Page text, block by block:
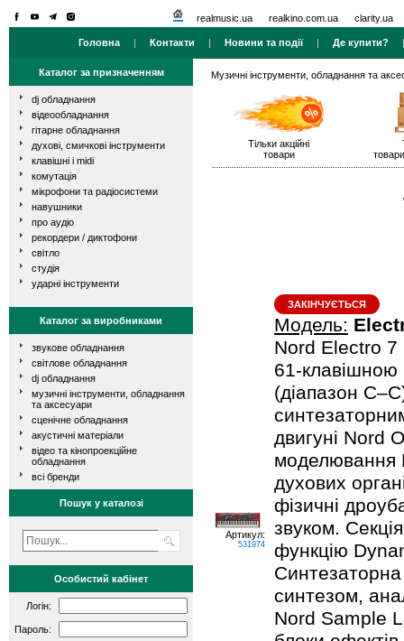
realmusic.ua realkino.com.ua clarity.ua
Головна | Контакти | Новини та події| Де купити?
Каталог за призначенням
dj обладнання
відеообладнання
гітарне обладнання
духові, смичкові інструменти
клавішні і midi
комутація
мікрофони та радіосистеми
навушники
про аудіо
рекордери / диктофони
світло
студія
ударні інструменти
Каталог за виробниками
звукове обладнання
світлове обладнання
dj обладнання
музичні інструменти, обладнання
та аксесуари
сценічне обладнання
акустичні матеріали
відео та кінопроекційне
обладнання
всі бренди
Пошук у каталозі
Особистий кабінет
Логін:
Пароль:
Музичні інструменти, обладнання та
Тільки акційні
товари
Артикул:
531974
ЗАКІНЧУЄТЬСЯ
Модель:
Nord Electro 7
61-клавішною
(діапазон
двигуні Nord
моделювання
духових
фізичні
звуком.
функцію
синтезом,
Nord Sample